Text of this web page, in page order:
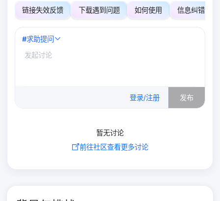
链接失效反馈 下载遇到问题 如何使用 信息纠错
#求助提问
登录/注册 发布
暂无讨论
前往社区查看更多讨论